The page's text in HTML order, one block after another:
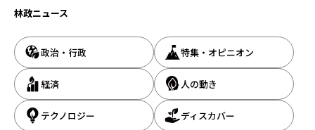
林政ニュース
政治・行政 特集・オピニオン
経済 人の動き
テクノロジー
ディスカバー